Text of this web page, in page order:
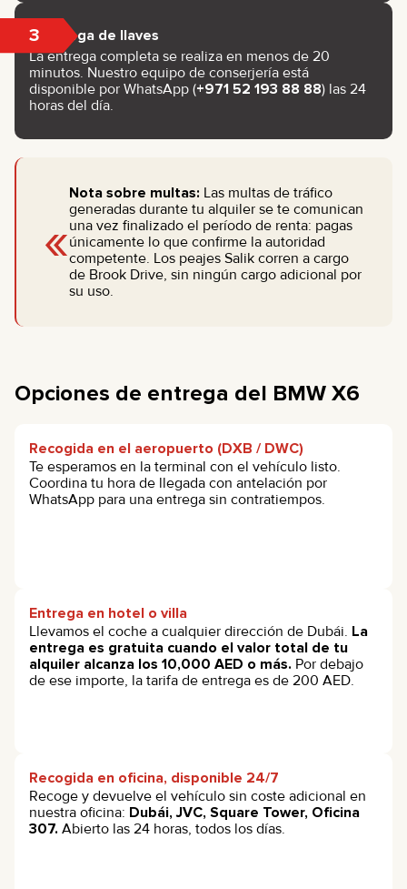
3 Entrega de llaves
La entrega completa se realiza en menos de 20
minutos. Nuestro equipo de conserjería está
disponible por WhatsApp (+971 52 193 88 88) las 24
horas del día.
«
Nota sobre multas: Las multas de tráfico
generadas durante tu alquiler se te comunican
una vez finalizado el período de renta: pagas
únicamente lo que confirme la autoridad
competente. Los peajes Salik corren a cargo
de Brook Drive, sin ningún cargo adicional por
su uso.
Opciones de entrega del BMW X6
Recogida en el aeropuerto (DXB / DWC)
Te esperamos en la terminal con el vehículo listo.
Coordina tu hora de llegada con antelación por
WhatsApp para una entrega sin contratiempos.
Entrega en hotel o villa
Llevamos el coche a cualquier dirección de Dubái. La
entrega es gratuita cuando el valor total de tu
alquiler alcanza los 10,000 AED o más. Por debajo
de ese importe, la tarifa de entrega es de 200 AED.
Recogida en oficina, disponible 24/7
Recoge y devuelve el vehículo sin coste adicional en
nuestra oficina: Dubái, JVC, Square Tower, Oficina
307. Abierto las 24 horas, todos los días.